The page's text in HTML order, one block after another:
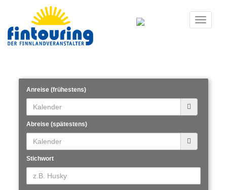
Toggle
Anreise (frühestens)
Abreise (spätestens)
Stichwort